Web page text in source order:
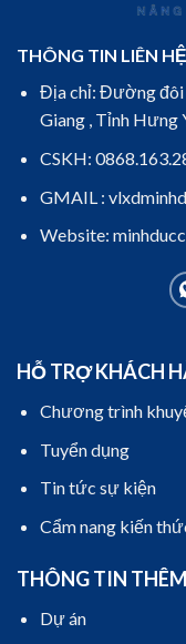
THÔNG TIN LIÊN
Địa chỉ: Đường đôi
Giang , Tỉnh Hưng
CSKH:
GMAIL :
Website:
HỖ TRỢ KHÁCH
Chương trình
Tuyển dụng
Tin tức sự kiện
Cẩm nang kiến
THÔNG TIN THÊM
Dự án